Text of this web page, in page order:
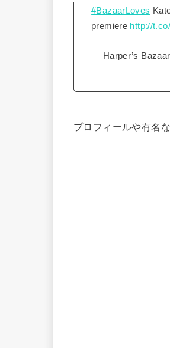
#BazaarLoves
premiere http://
— Harper’s
プロフィールや有名